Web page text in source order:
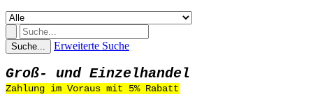
Suche... Erweiterte Suche
Groß- und Einzelhandel
Zahlung im Voraus mit 5% Rabatt